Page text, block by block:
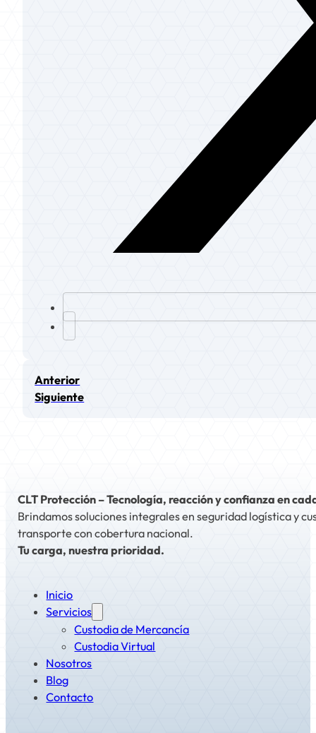
Anterior
Siguiente
CLT Protección – Tecnología, reacción y confianza en
Brindamos soluciones integrales en seguridad logística y
transporte con cobertura nacional.
Tu carga, nuestra prioridad.
Inicio
Servicios
Custodia de Mercancía
Custodia Virtual
Nosotros
Blog
Contacto